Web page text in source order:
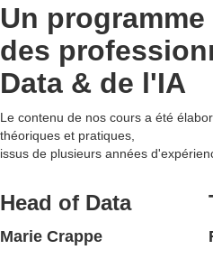
Un
des
Data & de l'IA
Le contenu de nos cours a été
théoriques et pratiques,
issus de plusieurs années
Head of Data
Marie Crappe